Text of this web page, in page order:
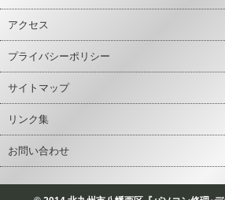
アクセス
プライバシーポリシー
サイトマップ
リンク集
お問い合わせ